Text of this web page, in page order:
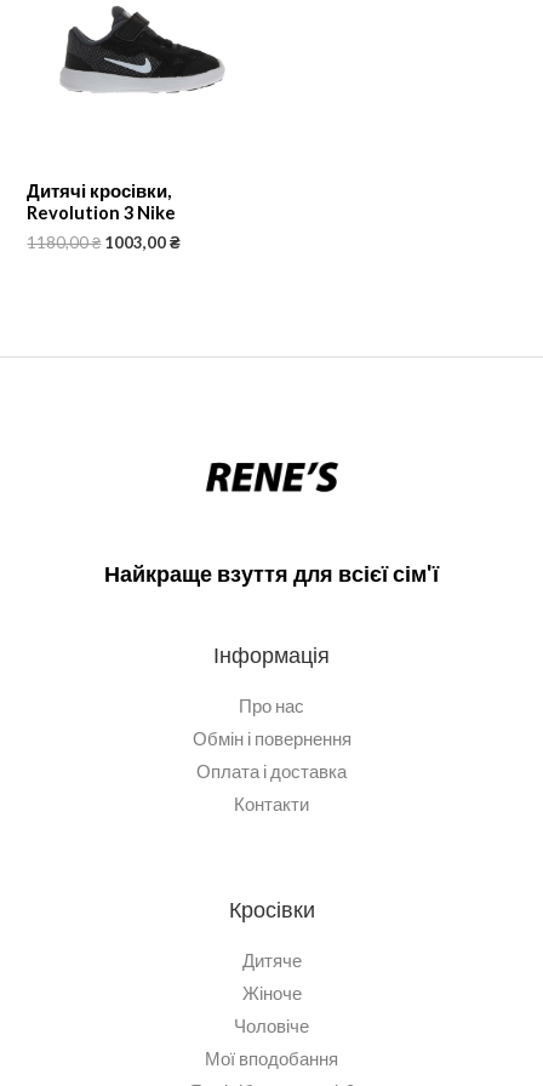
Дитячі кросівки,
Revolution 3 Nike
1180,00₴ 1003,00₴
Найкраще взуття для всієї сім'ї
Інформація
Про нас
Обмін і повернення
Оплата і доставка
Контакти
Кросівки
Дитяче
Жіноче
Чоловіче
Мої вподобання